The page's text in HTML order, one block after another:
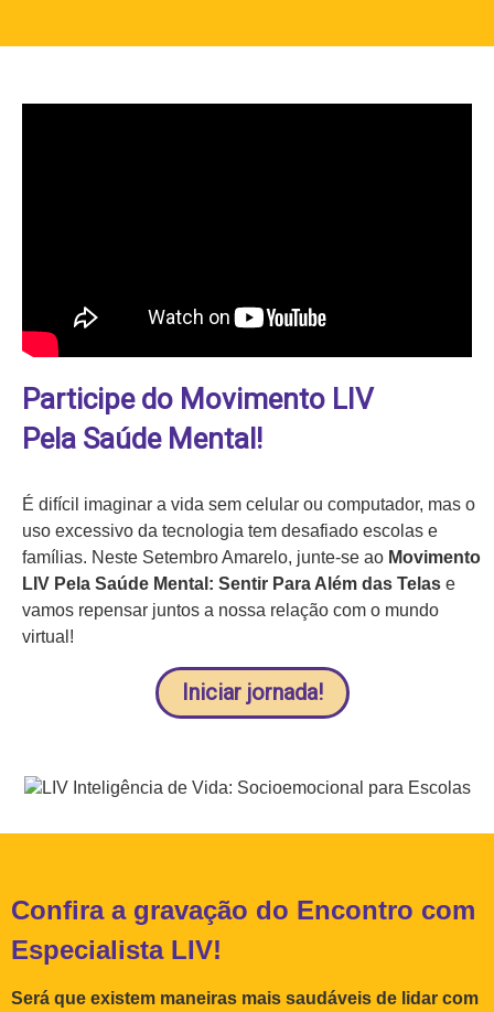
Participe do Movimento LIV
Pela Saúde Mental!
É difícil imaginar a vida sem celular ou computador, mas o
uso excessivo da tecnologia tem desafiado escolas e
famílias. Neste Setembro Amarelo, junte-se ao Movimento
LIV Pela Saúde Mental: Sentir Para Além das Telas e
vamos repensar juntos a nossa relação com o mundo
virtual!
Iniciar jornada!
Confira a gravação do Encontro com
Especialista LIV!
Será que existem maneiras mais saudáveis de lidar com